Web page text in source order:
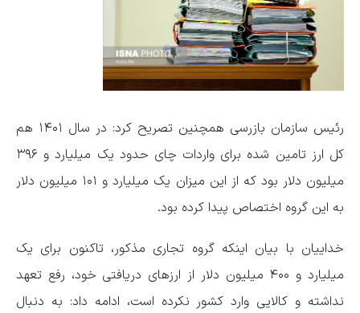
رئیس سازمان بازرسی همچنین تصریح کرد: در سال ۱۴۰۱ هم
کل ارز تامین شده برای واردات چای حدود یک میلیارد و ۳۹۶
میلیون دلار بود که از این میزان یک میلیارد و ۱۰۱ میلیون دلار
به این گروه اختصاص پیدا کرده بود.
خداییان با بیان اینکه گروه تجاری مذکور، تاکنون برای یک
میلیارد و ۴۰۰ میلیون دلار از ارزهای دریافتی خود، رفع تعهد
نداشته و کالایی وارد کشور نکرده است، ادامه داد: به دنبال